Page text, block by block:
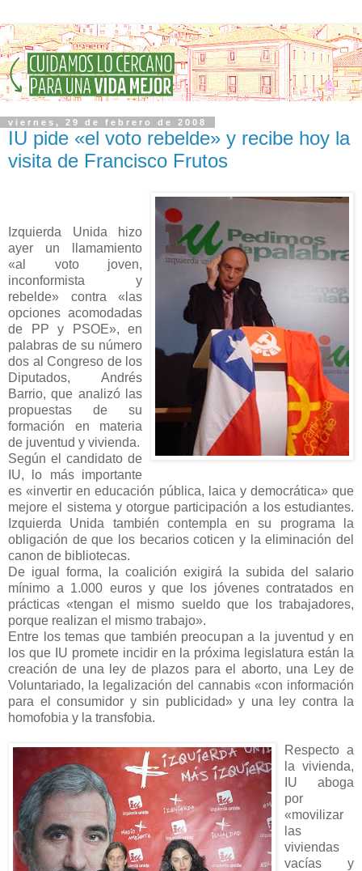
viernes, 29 de febrero de 2008
IU pide «el voto rebelde» y recibe hoy la
visita de Francisco Frutos
Izquierda Unida hizo
ayer un llamamiento
«al voto joven,
inconformista y
rebelde» contra «las
opciones acomodadas
de PP y PSOE», en
palabras de su número
dos al Congreso de los
Diputados, Andrés
Barrio, que analizó las
propuestas de su
formación en materia
de juventud y vivienda.
Según el candidato de
IU, lo más importante
es «invertir en educación pública, laica y democrática» que
mejore el sistema y otorgue participación a los estudiantes.
Izquierda Unida también contempla en su programa la
obligación de que los becarios coticen y la eliminación del
canon de bibliotecas.
De igual forma, la coalición exigirá la subida del salario
mínimo a 1.000 euros y que los jóvenes contratados en
prácticas «tengan el mismo sueldo que los trabajadores,
porque realizan el mismo trabajo».
Entre los temas que también preocupan a la juventud y en
los que IU promete incidir en la próxima legislatura están la
creación de una ley de plazos para el aborto, una Ley de
Voluntariado, la legalización del cannabis «con información
para el consumidor y sin publicidad» y una ley contra la
homofobia y la transfobia.
Respecto a
la vivienda,
IU aboga
por
«movilizar
las
viviendas
vacías y